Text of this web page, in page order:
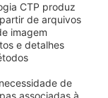
CTP produz
de arquivos
imagem
e detalhes
de
associadas à